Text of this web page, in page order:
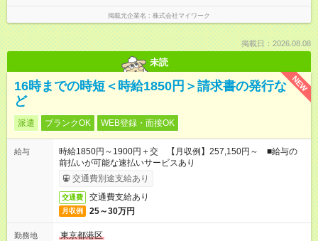
掲載元企業名 株式会社マイワーク
掲載日：2026.08.08
未読
NEW
16時までの時短＜時給1850円＞請求書の発行な
ど
派遣 ブランクOK WEB登録・面接OK
給与
時給1850円～1900円＋交 【月収例】257,150円～ ■給与の
前払いが可能な速払いサービスあり
交通費別途支給あり
交通費 交通費支給あり
月収例 25～30万円
勤務地
東京都港区